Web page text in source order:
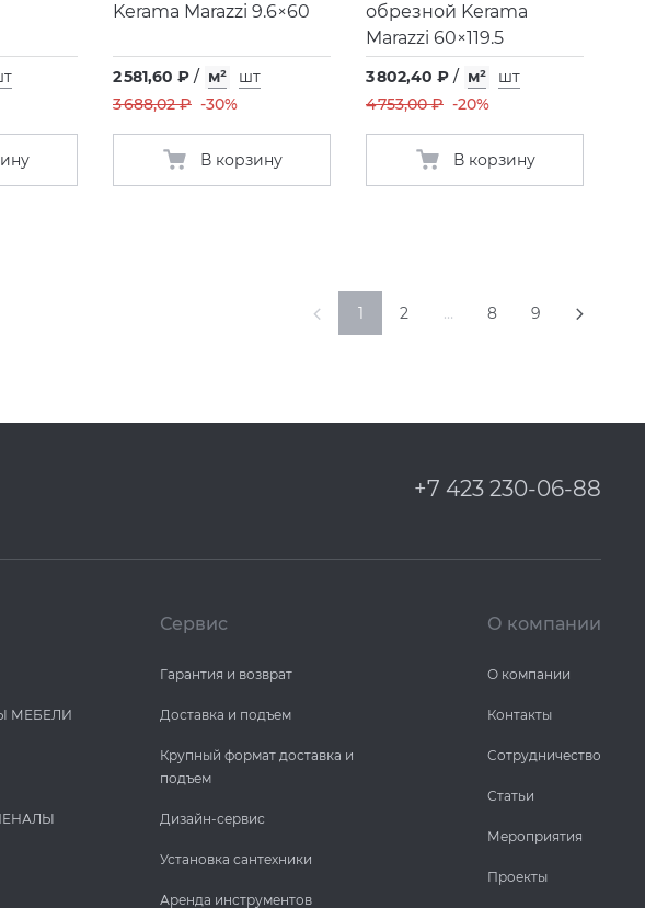
Kerama Marazzi 9.6×60
2 581,60 ₽ / м²
шт
3 688,02 ₽ -30%
В корзину
обрезной Kerama
Marazzi 60×119.5
3 802,40 ₽ / м²
шт
4 753,00 ₽ -20%
В корзину
1 2 … 8 9
+7 423 230-06-88
МЕБЕЛИ
Сервис
Гарантия и возврат
Доставка и подъем
Крупный формат доставка и
подъем
Дизайн-сервис
Установка сантехники
Аренда инструментов
О компании
О компании
Контакты
Сотрудничество
Статьи
Мероприятия
Проекты